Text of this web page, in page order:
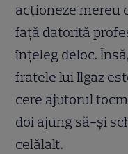
acționeze mereu
față datorită
înțeleg deloc.
fratele lui Ilgaz
cere ajutorul
doi ajung să-și
celălalt.